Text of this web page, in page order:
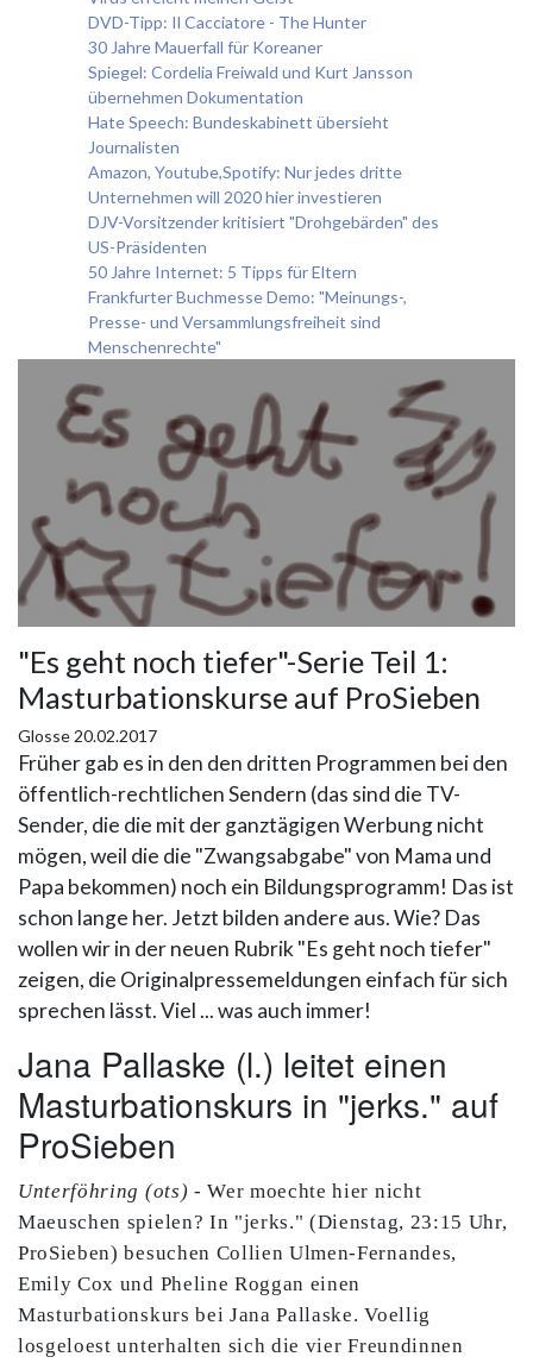
DVD-Tipp: Il Cacciatore - The Hunter
30 Jahre Mauerfall für Koreaner
Spiegel: Cordelia Freiwald und Kurt Jansson
übernehmen Dokumentation
Hate Speech: Bundeskabinett übersieht
Journalisten
Amazon, Youtube,Spotify: Nur jedes dritte
Unternehmen will 2020 hier investieren
DJV-Vorsitzender kritisiert "Drohgebärden" des
US-Präsidenten
50 Jahre Internet: 5 Tipps für Eltern
Frankfurter Buchmesse Demo: "Meinungs-,
Presse- und Versammlungsfreiheit sind
Menschenrechte"
"Es geht noch tiefer"-Serie Teil 1:
Masturbationskurse auf ProSieben
Glosse20.02.2017
Früher gab es in den den dritten Programmen bei den
öffentlich-rechtlichen Sendern (das sind die TV-
Sender, die die mit der ganztägigen Werbung nicht
mögen, weil die die "Zwangsabgabe" von Mama und
Papa bekommen) noch ein Bildungsprogramm! Das ist
schon lange her. Jetzt bilden andere aus. Wie? Das
wollen wir in der neuen Rubrik "Es geht noch tiefer"
zeigen, die Originalpressemeldungen einfach für sich
sprechen lässt. Viel ... was auch immer!
Jana Pallaske (l.) leitet einen
Masturbationskurs in "jerks." auf
ProSieben
Unterföhring (ots) - Wer moechte hier nicht
Maeuschen spielen? In "jerks." (Dienstag, 23:15 Uhr,
ProSieben) besuchen Collien Ulmen-Fernandes,
Emily Cox und Pheline Roggan einen
Masturbationskurs bei Jana Pallaske. Voellig
losgeloest unterhalten sich die vier Freundinnen